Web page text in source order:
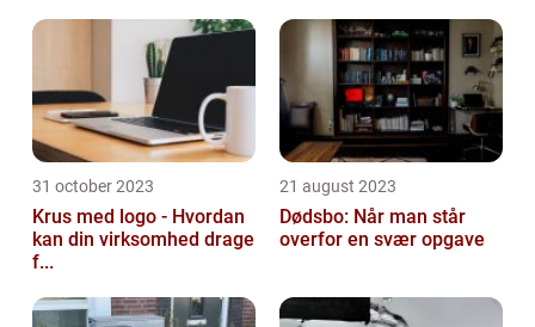
31 october 2023
Krus med logo - Hvordan
kan din virksomhed drage
f...
21 august 2023
Dødsbo: Når man står
overfor en svær opgave